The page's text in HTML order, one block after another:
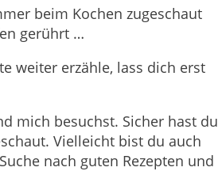
beim Kochen zugeschaut
gerührt …
weiter erzähle, lass dich erst
mich besuchst. Sicher hast du
Vielleicht bist du auch
nach guten Rezepten und